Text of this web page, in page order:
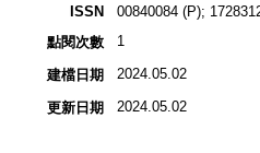
ISSN
00840084 (P);
點閱次數
1
建檔日期 2024.05.02
更新日期 2024.05.02